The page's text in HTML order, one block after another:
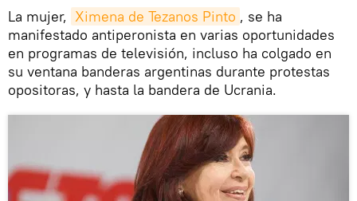
La mujer, Ximena de Tezanos Pinto , se ha
manifestado antiperonista en varias oportunidades
en programas de televisión, incluso ha colgado en
su ventana banderas argentinas durante protestas
opositoras, y hasta la bandera de Ucrania.